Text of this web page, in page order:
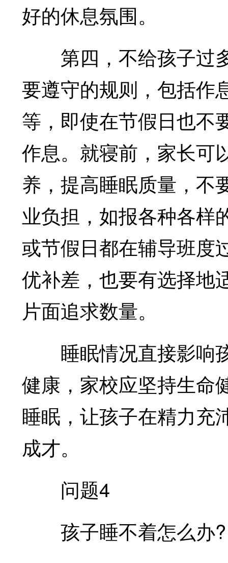
好的休息氛围。
第四，不给孩子过
要遵守的规则，包括作
等，即使在节假日也不
作息。就寝前，家长可
养，提高睡眠质量，不
业负担，如报各种各样
或节假日都在辅导班度
优补差，也要有选择地
片面追求数量。
睡眠情况直接影响
健康，家校应坚持生命
睡眠，让孩子在精力充
成才。
问题4
孩子睡不着怎么办?